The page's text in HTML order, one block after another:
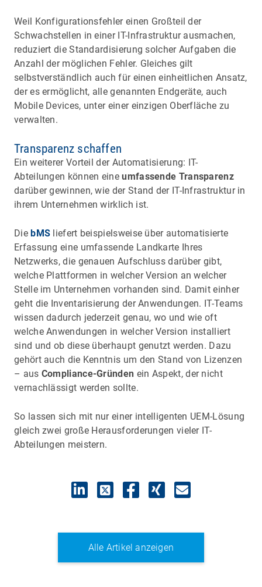
Weil Konfigurationsfehler einen Großteil der
Schwachstellen in einer IT-Infrastruktur ausmachen,
reduziert die Standardisierung solcher Aufgaben die
Anzahl der möglichen Fehler. Gleiches gilt
selbstverständlich auch für einen einheitlichen Ansatz,
der es ermöglicht, alle genannten Endgeräte, auch
Mobile Devices, unter einer einzigen Oberfläche zu
verwalten.
Transparenz schaffen
Ein weiterer Vorteil der Automatisierung: IT-
Abteilungen können eineumfassende Transparenz
darüber gewinnen, wie der Stand der IT-Infrastruktur in
ihrem Unternehmen wirklich ist.
Die bMS liefert beispielsweise über automatisierte
Erfassung eine umfassende Landkarte Ihres
Netzwerks, die genauen Aufschluss darüber gibt,
welche Plattformen in welcher Version an welcher
Stelle im Unternehmen vorhanden sind. Damit einher
geht die Inventarisierung der Anwendungen. IT-Teams
wissen dadurch jederzeit genau, wo und wie oft
welche Anwendungen in welcher Version installiert
sind und ob diese überhaupt genutzt werden. Dazu
gehört auch die Kenntnis um den Stand von Lizenzen
– aus Compliance-Gründen ein Aspekt, der nicht
vernachlässigt werden sollte.
So lassen sich mit nur einer intelligenten UEM-Lösung
gleich zwei große Herausforderungen vieler IT-
Abteilungen meistern.
Alle Artikel anzeigen